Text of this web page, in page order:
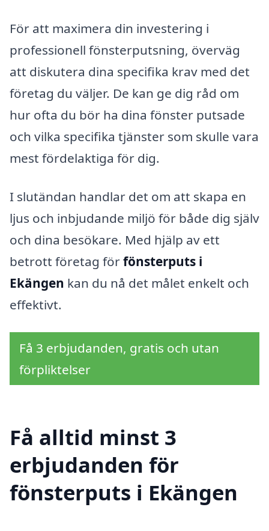
För att maximera din investering i
professionell fönsterputsning, överväg
att diskutera dina specifika krav med det
företag du väljer. De kan ge dig råd om
hur ofta du bör ha dina fönster putsade
och vilka specifika tjänster som skulle vara
mest fördelaktiga för dig.
I slutändan handlar det om att skapa en
ljus och inbjudande miljö för både dig själv
och dina besökare. Med hjälp av ett
betrott företag förfönsterputs i
Ekängen kan du nå det målet enkelt och
effektivt.
Få 3 erbjudanden, gratis och utan
förpliktelser
Få alltid minst 3
erbjudanden för
fönsterputs i Ekängen